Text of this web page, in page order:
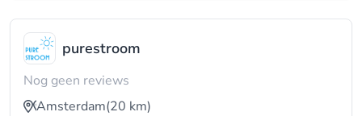
purestroom
Nog geen reviews
Amsterdam(20 km)